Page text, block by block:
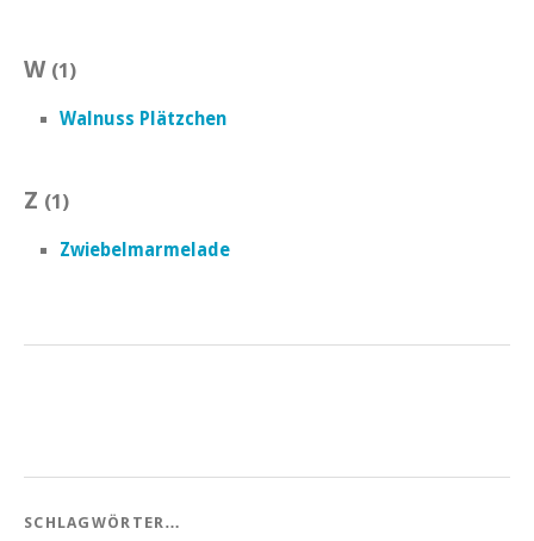
W (1)
Walnuss Plätzchen
Z (1)
Zwiebelmarmelade
SCHLAGWÖRTER…